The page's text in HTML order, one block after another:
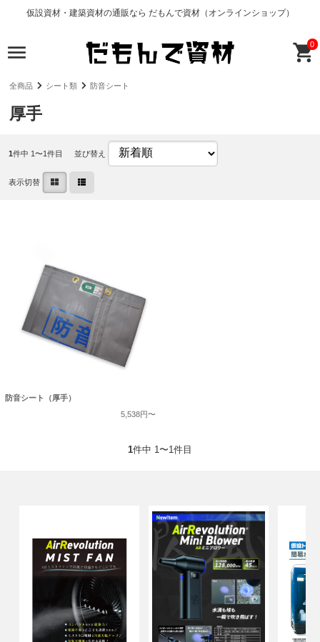
仮設資材・建築資材の通販なら だもんで資材（オンラインショップ）
0
全商品 シート類 防音シート
厚手
1件中 1〜1件目 並び替え
表示切替
防音シート（厚手）
5,538円〜
1件中 1〜1件目